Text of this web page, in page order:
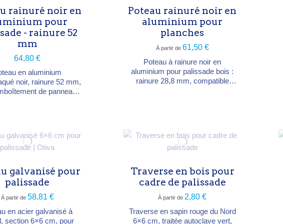
Section : 9 × 9 cm ou 12
×...
rainuré noir en
pour
- rainure 52
mm
64,80 €
en aluminium
noir, rainure 52 mm,
de panneaux
— coloris noir RAL
2700 × 65 × 60
poids 4 kg Rainure 52
aluminium inclus
Poteau rainuré noir en
aluminium pour
planches
À partir de 61,50 €
Poteau à rainure noir en
aluminium pour palissade bois :
rainure 28,8 mm, compatible
galvanisé pour
palissade
À partir de 58,81 €
en acier galvanisé à
section 6×6 cm, pour
Traverse en bois pour
cadre de palissade
À partir de 2,80 €
Traverse en sapin rouge du Nord
6×6 cm, traitée autoclave vert,